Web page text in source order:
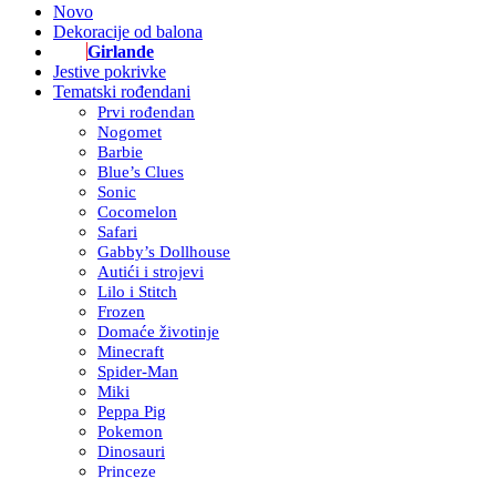
Novo
Dekoracije od balona
Girlande
Jestive pokrivke
Tematski rođendani
Prvi rođendan
Nogomet
Barbie
Blue’s Clues
Sonic
Cocomelon
Safari
Gabby’s Dollhouse
Autići i strojevi
Lilo i Stitch
Frozen
Domaće životinje
Minecraft
Spider-Man
Miki
Peppa Pig
Pokemon
Dinosauri
Princeze